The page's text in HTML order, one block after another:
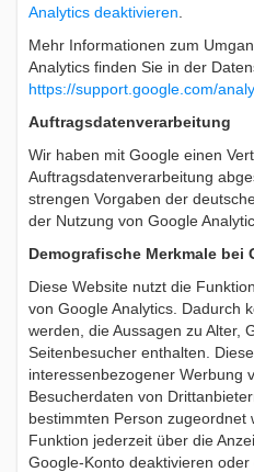
Analytics deaktivieren
Mehr Informationen zum
Analytics finden Sie in der
https://support.google.com/
Auftragsdatenverarbeitung
Wir haben mit Google einen
Auftragsdatenverarbeitung
strengen Vorgaben der
der Nutzung von Google
Demografische Merkmale bei
Diese Website nutzt die
von Google Analytics. Dadurch
werden, die Aussagen zu Alter,
Seitenbesucher enthalten.
interessenbezogener Werbung
Besucherdaten von
bestimmten Person zugeordnet
Funktion jederzeit über die
Google-Konto deaktivieren